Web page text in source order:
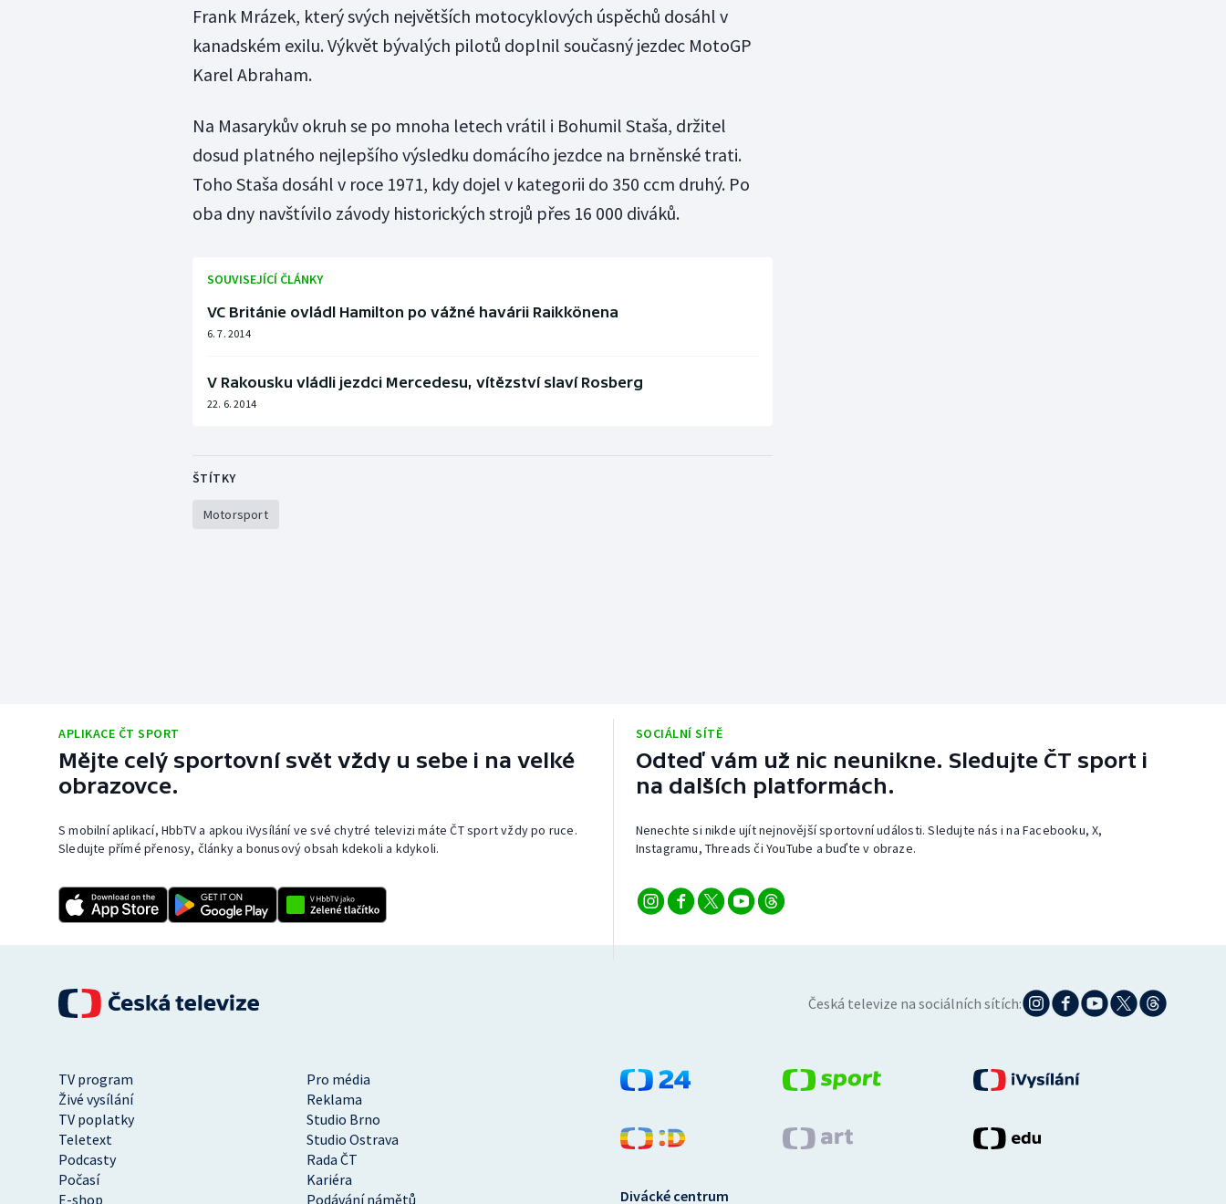
Frank Mrázek, který svých největších motocyklových úspěchů dosáhl v
kanadském exilu. Výkvět bývalých pilotů doplnil současný jezdec MotoGP
Karel Abraham.
Na Masarykův okruh se po mnoha letech vrátil i Bohumil Staša, držitel
dosud platného nejlepšího výsledku domácího jezdce na brněnské trati.
Toho Staša dosáhl v roce 1971, kdy dojel v kategorii do 350 ccm druhý. Po
oba dny navštívilo závody historických strojů přes 16 000 diváků.
SOUVISEJÍCÍ ČLÁNKY
VC Británie ovládl Hamilton po vážné havárii Raikkönena
6. 7. 2014
V Rakousku vládli jezdci Mercedesu, vítězství slaví Rosberg
22. 6. 2014
ŠTÍTKY
Motorsport
APLIKACE ČT SPORT
Mějte celý sportovní svět vždy u sebe i na velké
obrazovce.
S mobilní aplikací, HbbTV a apkou iVysílání ve své chytré televizi máte ČT sport vždy po ruce.
Sledujte přímé přenosy, články a bonusový obsah kdekoli a kdykoli.
SOCIÁLNÍ SÍTĚ
Odteď vám už nic neunikne. Sledujte ČT sport i
na dalších platformách.
Nenechte si nikde ujít nejnovější sportovní události. Sledujte nás i na Facebooku, X,
Instagramu, Threads či YouTube a buďte v obraze.
Česká televize na sociálních sítích:
TV program
Pro média
Živé vysílání
Reklama
TV poplatky
Studio Brno
Teletext
Studio Ostrava
Podcasty
Rada ČT
Počasí
Kariéra
E-shop
Podávání námětů Divácké centrum